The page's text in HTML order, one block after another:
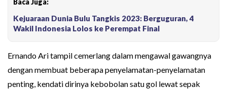
Kejuaraan Dunia Bulu Tangkis 2023: Berguguran, 4
Wakil Indonesia Lolos ke Perempat Final
Ernando Ari tampil cemerlang dalam mengawal gawangnya
dengan membuat beberapa penyelamatan-penyelamatan
penting, kendati dirinya kebobolan satu gol lewat sepak